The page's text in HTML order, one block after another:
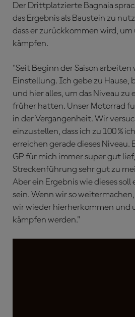
Der Drittplatzierte Bagnaia
das Ergebnis als Baustein zu
dass er zurückkommen wird, um
kämpfen.
"Seit Beginn der Saison
Einstellung. Ich gebe zu Hause,
und hier alles, um das Niveau zu
früher hatten. Unser Motorrad
in der Vergangenheit. Wir
einzustellen, dass ich zu 100 %
erreichen gerade dieses Niveau.
GP für mich immer super gut
Streckenführung sehr gut zu
Aber ein Ergebnis wie dieses
sein. Wenn wir so
wir wieder hierherkommen und
kämpfen werden."